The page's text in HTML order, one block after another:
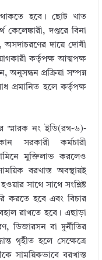
থাকতে হবে। ছোট খাত
কেলেঙ্কারী, দপ্তরে বিনা
দায়ে দোষী
কর্তৃপক্ষ আত্মপক্ষ
প্রক্রিয়া সম্পন্ন
প্রমানিত হলে কর্তৃপক্ষ
স্মারক নং ইডি(রগ-৬)-
সরকারী কর্মচারী
মুক্তিলাভ করলেও
বরখাস্ত অবস্থায়ই
সাথে সাথে সংশ্লিষ্ট
করতে হবে এবং বিচার
রাখতে হবে। এছাড়া
ডিজারসন বা দুর্নীতির
গৃহীত হলে সেক্ষেত্রে
সাময়িকভাবে বরখাস্ত